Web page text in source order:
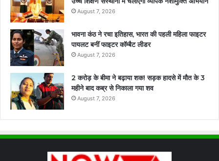
August 7, 2026
भावना कंठ ने रचा इतिहास, भारत की पहली महिला फाइटर
पायलट बनीं फाइटर कॉम्बैट लीडर
August 7, 2026
2 करोड़ के बीमा ने बढ़ाया शक! सड़क हादसे में मौत के 3
महीने बाद कब्र से निकाला गया शव
August 7, 2026